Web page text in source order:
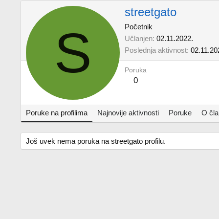
S
streetgato
Početnik
Učlanjen 02.11.2022.
Poslednja aktivnost
Poruka
0
Poruke na profilima Najnovije aktivnosti Poruke O
Još uvek nema poruka na streetgato profilu.